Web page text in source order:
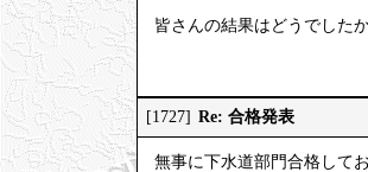
皆さんの結果はどうでした
[1727] Re: 合格発表
無事に下水道部門合格して